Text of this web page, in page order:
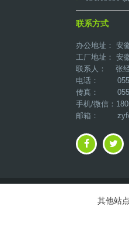
联系方式
办公地址： 安
工厂地址： 安
联系人： 张
电话：
传真：
手机/微信：
邮箱：
其他站